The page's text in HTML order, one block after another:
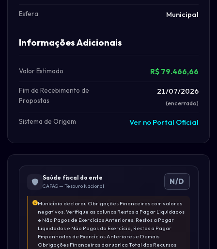
Esfera Municipal
Informações Adicionais
Valor Estimado R$ 79.466,66
Fim de Recebimento de
Propostas
21/07/2026
(encerrado)
Sistema de Origem Ver no Portal Oficial
Saúde fiscal do ente
CAPAG — Tesouro Nacional
N/D
Município declarou Obrigações Financeiras com valores
negativos. Verifique as colunas Restos a Pagar Liquidados
e Não Pagos de Exercícios Anteriores, Restos a Pagar
Liquidados e Não Pagos do Exercício, Restos a Pagar
Empenhados de Exercícios Anteriores e Demais
Obrigações Financeiras da rubrica Total dos Recursos